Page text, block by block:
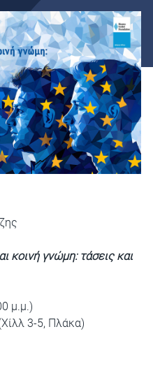
κοινή γνώμη: τάσεις και
μ.μ.)
3-5, Πλάκα)